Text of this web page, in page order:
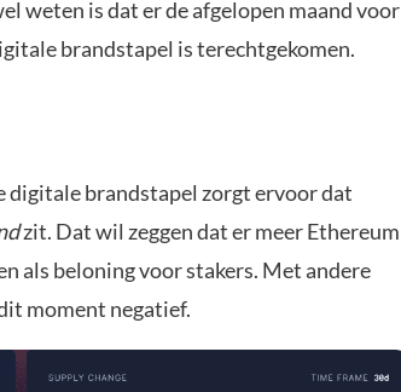
weten is dat er de afgelopen maand voor
brandstapel is terechtgekomen.
digitale brandstapel zorgt ervoor dat
zit. Dat wil zeggen dat er meer Ethereum
als beloning voor stakers. Met andere
moment negatief.